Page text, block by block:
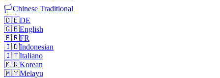
🏳️Chinese Traditional
🇩🇪DE
🇬🇧English
🇫🇷FR
🇮🇩Indonesian
🇮🇹Italiano
🇰🇷Korean
🇲🇾Melayu